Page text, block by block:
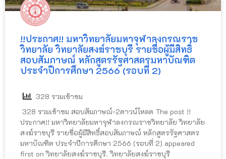
!!ประกาศ!! มหาวิทยาลัยมหาจุฬาลงกรณราช
วิทยาลัย วิทยาลัยสงฆ์ราชบุรี รายชื่อผู้มีสิทธิ์
สอบสัมภาษณ์ หลักสูตรรัฐศาสตรมหาบัณฑิต
ประจำปีการศึกษา 2566 (รอบที่ 2)
328 รวมเข้าชม
328 รวมเข้าชม สอบสัมภาษณ์-2ดาวน์โหลด The post !!
ประกาศ!! มหาวิทยาลัยมหาจุฬาลงกรณราชวิทยาลัย วิทยาลัย
สงฆ์ราชบุรี รายชื่อผู้มีสิทธิ์สอบสัมภาษณ์ หลักสูตรรัฐศาสตร
มหาบัณฑิต ประจำปีการศึกษา 2566 (รอบที่ 2) appeared
first on วิทยาลัยสงฆ์ราชบุรี. วิทยาลัยสงฆ์ราชบุรี